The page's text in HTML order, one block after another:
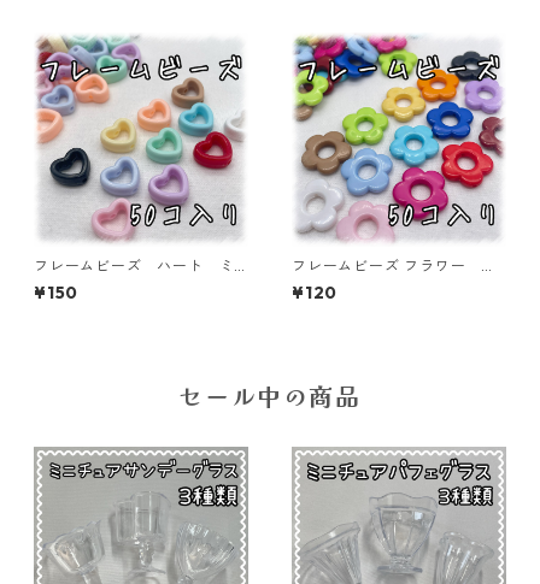
フレームビーズ ハート ミ
ックス 50個入り【AB‐FU1
4】
¥150
フレームビーズ フラワー ミ
ックス 50個入り【AB‐FU1
5】
¥120
セール中の商品